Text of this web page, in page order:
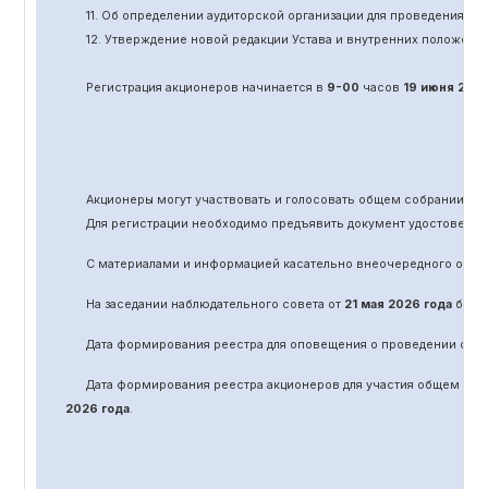
11. Об определении аудиторской организации для проведения
12. Утверждение новой редакции Устава и внутренних
Регистрация акционеров начинается в 9-00 часов 19 июня 202
Акционеры могут участвовать и голосовать общем собрании
Для регистрации необходимо предъявить документ
С материалами и информацией касательно внеочередного
На заседании наблюдательного совета от 21 мая 2026 годабыло
Дата формирования реестра для оповещения о проведении
Дата формирования реестра акционеров для участия общем
2026 года.